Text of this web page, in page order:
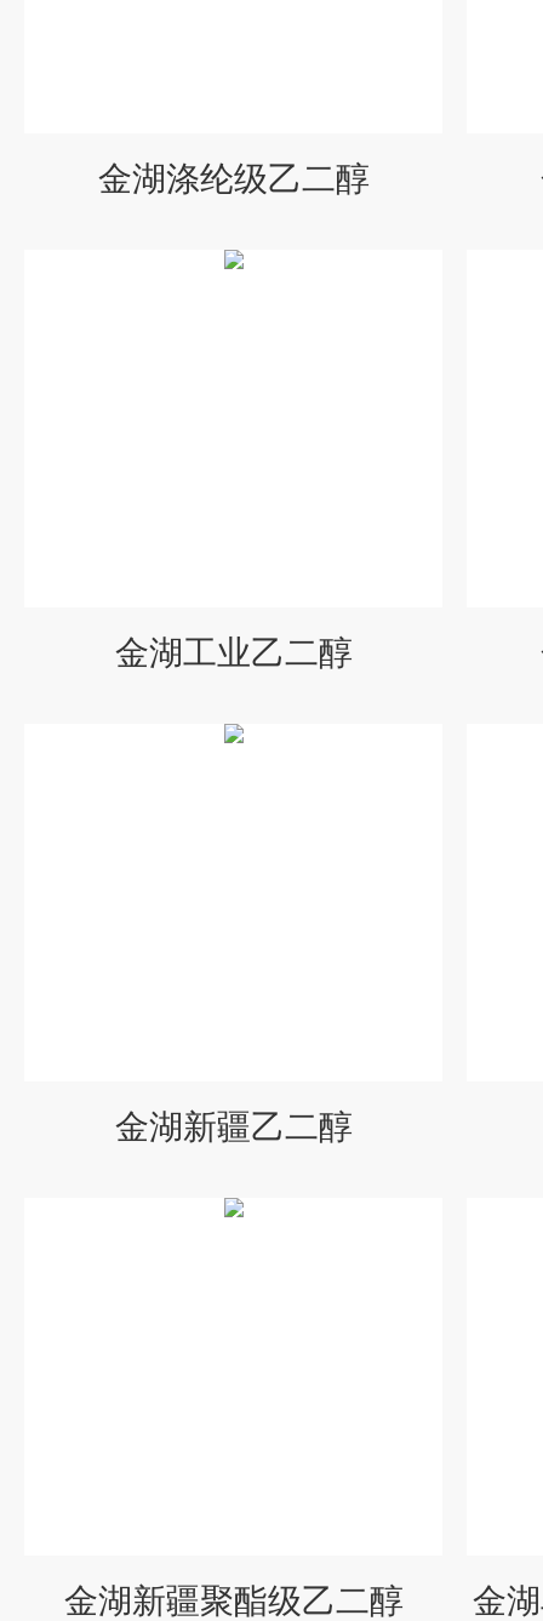
金湖涤纶级乙二醇
金湖工业乙二醇
金湖新疆乙二醇
金湖新疆聚酯级乙二醇 金